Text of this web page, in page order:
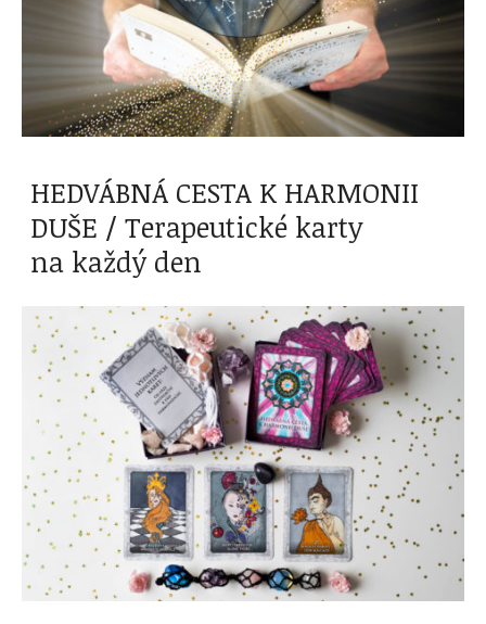
HEDVÁBNÁ CESTA K HARMONII
DUŠE / Terapeutické karty
na každý den